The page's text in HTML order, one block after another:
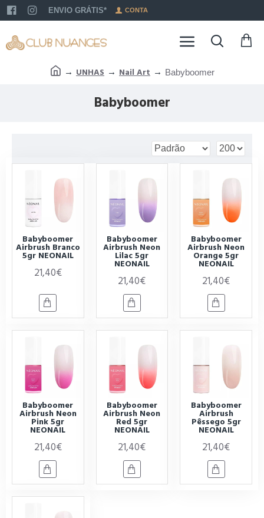
ENVIO GRÁTIS* CONTA
UNHAS Nail Art Babyboomer
Babyboomer
Babyboomer
Airbrush Branco
5gr NEONAIL
21,40€
Babyboomer
Airbrush Neon
Lilac 5gr
NEONAIL
21,40€
Babyboomer
Airbrush Neon
Orange 5gr
NEONAIL
21,40€
Babyboomer
Airbrush Neon
Pink 5gr
NEONAIL
21,40€
Babyboomer
Airbrush Neon
Red 5gr
NEONAIL
21,40€
Babyboomer
Airbrush
Pêssego 5gr
NEONAIL
21,40€